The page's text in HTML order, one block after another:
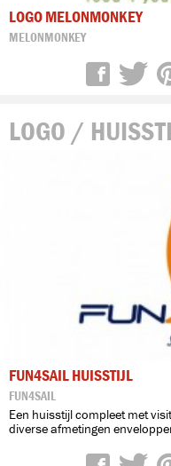
LOGO MELONMONKEY
MELONMONKEY
LOGO /
FUN4SAIL HUISSTIJL
FUN4SAIL
Een huisstijl compleet met
diverse afmetingen